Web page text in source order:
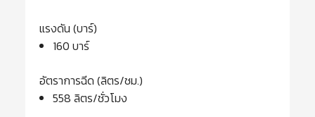
แรงดัน (บาร์)
160 บาร์
อัตราการฉีด (ลิตร/ชม.)
558 ลิตร/ชั่วโมง